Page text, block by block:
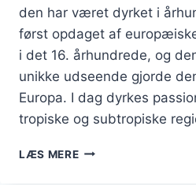
den har været dyrket i
først opdaget af
i det 16. århundrede, og
unikke udseende gjorde
Europa. I dag dyrkes
tropiske og subtropiske
LÆS MEREPASSIONSFRUGT